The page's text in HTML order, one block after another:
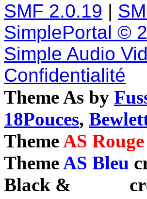
SMF 2.0.19 |
SimplePortal ©
Simple Audio
Confidentialité
Theme As by
18Pouces,
ThemeAS Rouge
ThemeAS Bleu
Black &